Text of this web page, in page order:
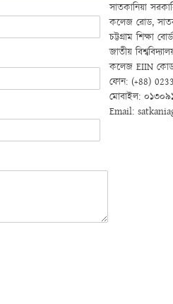
সাতকানিয়া
কলেজ রোড,
চট্টগ্রাম শিক্ষা
জাতীয়
কলেজ EIIN
ফোন: (+88)
মোবাইল:
Email: